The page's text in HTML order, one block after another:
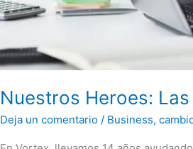
Nuestros Heroes:
Deja un comentario / Business,